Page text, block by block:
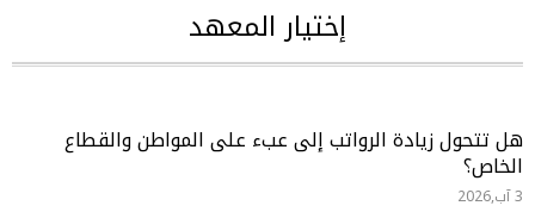
إختيار المعهد
هل تتحول زيادة الرواتب إلى عبء على المواطن والقطاع
الخاص؟
3 آب,2026